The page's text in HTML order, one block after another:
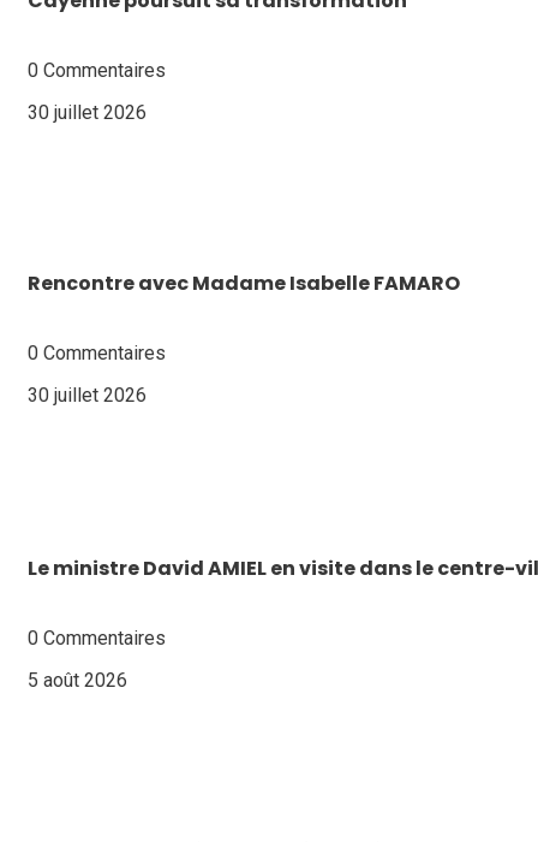
0 Commentaires
30 juillet 2026
Rencontre avec Madame Isabelle FAMARO
0 Commentaires
30 juillet 2026
Le ministre David AMIEL en visite dans le centre-
0 Commentaires
5 août 2026